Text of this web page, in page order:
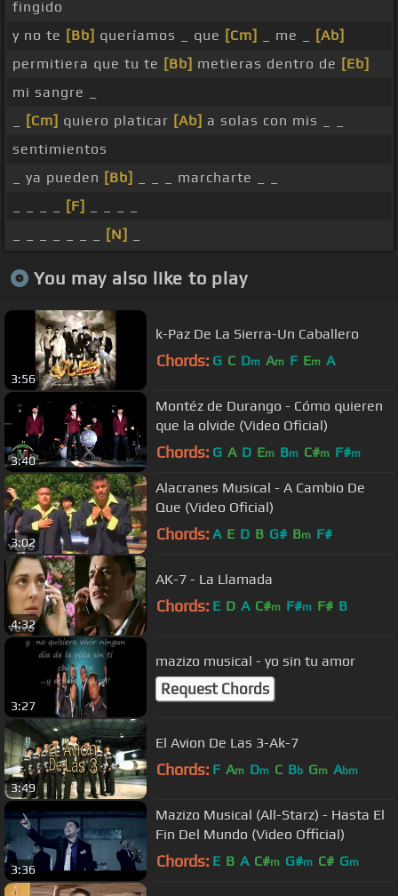
fingido
y no te [Bb] queríamos _ que [Cm] _ me _
[Ab]
permitiera que tu te [Bb] metieras dentro de [Eb]
mi sangre _
[Cm] quiero platicar [Ab] a solas con mis _ _
sentimientos
_ ya pueden [Bb]
_ _ _ marcharte _ _
[F]
[N]
You may also like to play
3:56
k-Paz De La Sierra-Un Caballero
Chords: G C Dm Am F Em A
3:40
Montéz de Durango - Cómo quieren
que la olvide (Video Oficial)
Chords: G A D Em Bm C#m F#m
3:02
Alacranes Musical - A Cambio De
Que (Video Oficial)
Chords: A E D B G# Bm F#
4:32
AK-7 - La Llamada
Chords: E D A C#m F#m F# B
3:27
mazizo musical - yo sin tu amor
Request Chords
3:49
El Avion De Las 3-Ak-7
Chords: F Am Dm C Bb Gm Abm
3:36
Mazizo Musical (All-Starz) - Hasta El
Fin Del Mundo (Video Official)
Chords: E B A C#m G#m C# Gm